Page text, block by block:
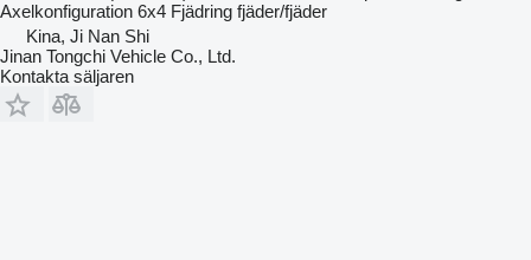
Axelkonfiguration 6x4 Fjädring fjäder/fjäder
Kina, Ji Nan Shi
Jinan Tongchi Vehicle Co., Ltd.
Kontakta säljaren